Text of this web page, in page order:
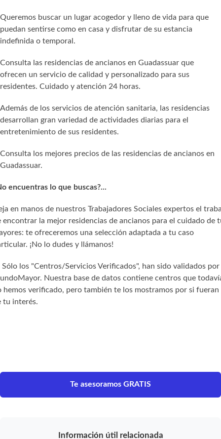
Queremos buscar un lugar acogedor y lleno de vida para que
puedan sentirse como en casa y disfrutar de su estancia
indefinida o temporal.
Consulta las residencias de ancianos en Guadassuar que
ofrecen un servicio de calidad y personalizado para sus
residentes. Cuidado y atención 24 horas.
Además de los servicios de atención sanitaria, las residencias
desarrollan gran variedad de actividades diarias para el
entretenimiento de sus residentes.
Consulta los mejores precios de las residencias de ancianos en
Guadassuar.
encuentras lo que buscas?...
en manos de nuestros Trabajadores Sociales expertos el
encontrar la mejor residencias de ancianos para el cuidado de
te ofreceremos una selección adaptada a tu caso
¡No lo dudes y llámanos!
Sólo los "Centros/Servicios Verificados", han sido validados por
Nuestra base de datos contiene centros que
hemos verificado, pero también te los mostramos por si fueran
tu interés.
Te asesoramos GRATIS
Información útil relacionada